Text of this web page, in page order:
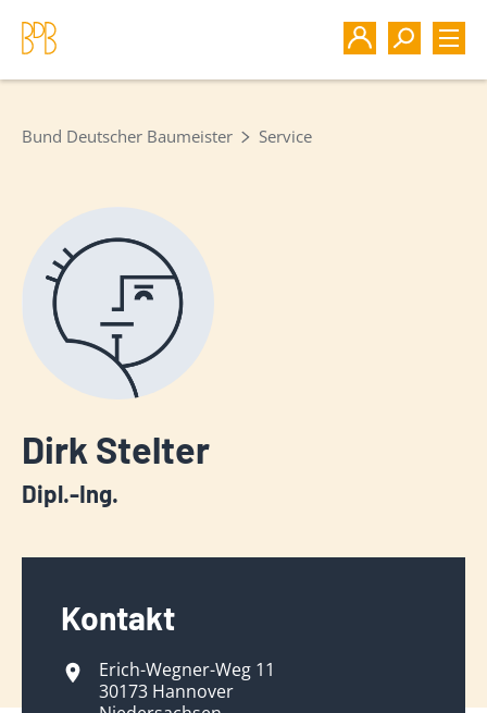
Bund Deutscher Baumeister Service
Dirk Stelter
Dipl.-Ing.
Kontakt
Erich-Wegner-Weg 11
30173 Hannover